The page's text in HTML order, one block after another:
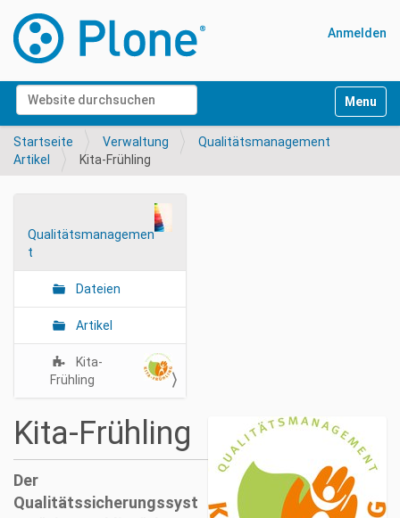
Website durchsuchen
Erweiterte Suche…
Anmelden
Startseite Verwaltung
Qualitätsmanagement
Artikel
Kita-Frühling
a
v
g
t
o
n
Qualitätsmanagemen
t
Dateien
Artikel
Kita-
Frühling
Kita-Frühling
Der
Qualitätssicherungssyst